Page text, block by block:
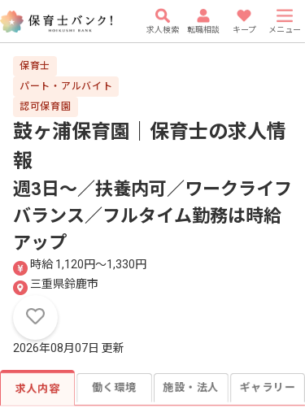
求人検索 転職相談 キープ メニュー
保育士
パート・アルバイト
認可保育園
鼓ヶ浦保育園｜保育士の求人情
報
週3日～／扶養内可／ワークライフ
バランス／フルタイム勤務は時給
アップ
時給 1,120円〜1,330円
三重県鈴鹿市
2026年08月07日 更新
求人内容 働く環境 施設・法人 ギャラリー